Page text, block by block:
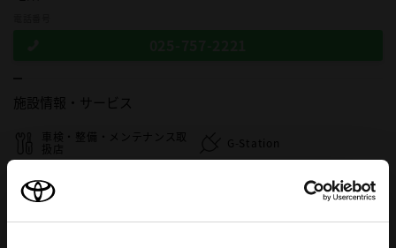
施設情報・ サービス
車検・整備・メンテナンス取
扱店
G-Station
au取扱店